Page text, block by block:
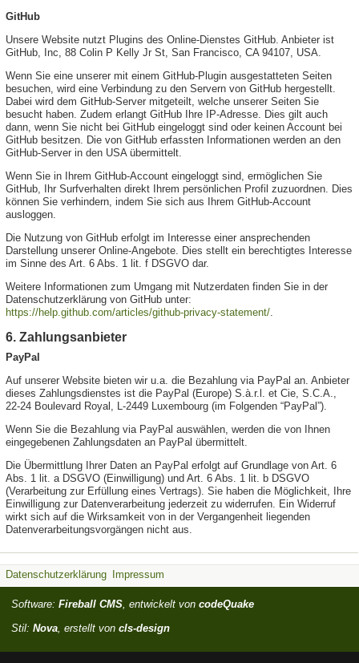
GitHub
Unsere Website nutzt Plugins des Online-Dienstes GitHub. Anbieter ist
GitHub, Inc, 88 Colin P Kelly Jr St, San Francisco, CA 94107, USA.
Wenn Sie eine unserer mit einem GitHub-Plugin ausgestatteten Seiten
besuchen, wird eine Verbindung zu den Servern von GitHub hergestellt.
Dabei wird dem GitHub-Server mitgeteilt, welche unserer Seiten Sie
besucht haben. Zudem erlangt GitHub Ihre IP-Adresse. Dies gilt auch
dann, wenn Sie nicht bei GitHub eingeloggt sind oder keinen Account bei
GitHub besitzen. Die von GitHub erfassten Informationen werden an den
GitHub-Server in den USA übermittelt.
Wenn Sie in Ihrem GitHub-Account eingeloggt sind, ermöglichen Sie
GitHub, Ihr Surfverhalten direkt Ihrem persönlichen Profil zuzuordnen. Dies
können Sie verhindern, indem Sie sich aus Ihrem GitHub-Account
ausloggen.
Die Nutzung von GitHub erfolgt im Interesse einer ansprechenden
Darstellung unserer Online-Angebote. Dies stellt ein berechtigtes Interesse
im Sinne des Art. 6 Abs. 1 lit. f DSGVO dar.
Weitere Informationen zum Umgang mit Nutzerdaten finden Sie in der
Datenschutzerklärung von GitHub unter:
https://help.github.com/articles/github-privacy-statement/
6. Zahlungsanbieter
PayPal
Auf unserer Website bieten wir u.a. die Bezahlung via PayPal an. Anbieter
dieses Zahlungsdienstes ist die PayPal (Europe) S.à.r.l. et Cie, S.C.A.,
22-24 Boulevard Royal, L-2449 Luxembourg (im Folgenden “PayPal”).
Wenn Sie die Bezahlung via PayPal auswählen, werden die von Ihnen
eingegebenen Zahlungsdaten an PayPal übermittelt.
Die Übermittlung Ihrer Daten an PayPal erfolgt auf Grundlage von Art. 6
Abs. 1 lit. a DSGVO (Einwilligung) und Art. 6 Abs. 1 lit. b DSGVO
(Verarbeitung zur Erfüllung eines Vertrags). Sie haben die Möglichkeit, Ihre
Einwilligung zur Datenverarbeitung jederzeit zu widerrufen. Ein Widerruf
wirkt sich auf die Wirksamkeit von in der Vergangenheit liegenden
Datenverarbeitungsvorgängen nicht aus.
Datenschutzerklärung Impressum
Software: Fireball CMS, entwickelt von codeQuake
Stil: Nova, erstellt von cls-design